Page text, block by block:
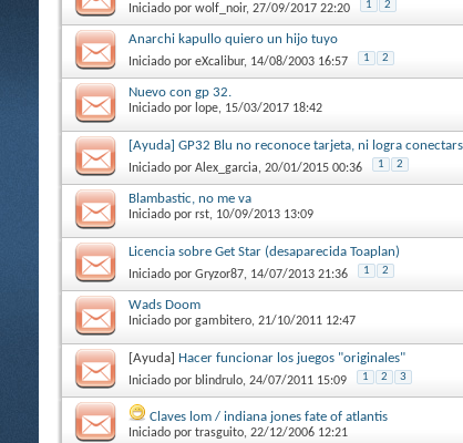
Iniciado por wolf_noir, 27/09/2017 22:20 1 2
Anarchi kapullo quiero un hijo tuyo
Iniciado por eXcalibur, 14/08/2003 16:57 1 2
Nuevo con gp 32.
Iniciado por lope, 15/03/2017 18:42
[Ayuda] GP32 Blu no reconoce tarjeta, ni logra
Iniciado por Alex_garcia, 20/01/2015 00:36 1 2
Blambastic, no me va
Iniciado por rst, 10/09/2013 13:09
Licencia sobre Get Star (desaparecida Toaplan)
Iniciado por Gryzor87, 14/07/2013 21:36 1 2
Wads Doom
Iniciado por gambitero, 21/10/2011 12:47
[Ayuda] Hacer funcionar los juegos "originales"
Iniciado por blindrulo, 24/07/2011 15:09 1 2 3
Claves lom / indiana jones fate of atlantis
Iniciado por trasguito, 22/12/2006 12:21